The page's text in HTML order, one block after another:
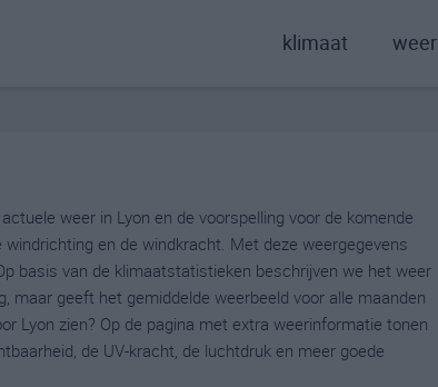
klimaat weer
weer in Lyon en de voorspelling voor de komende
en de windkracht. Met deze weergegevens
basis van de klimaatstatistieken beschrijven we het weer
maar geeft het gemiddelde weerbeeld voor alle maanden
Lyon zien? Op de pagina met extra weerinformatie tonen
de UV-kracht, de luchtdruk en meer goede